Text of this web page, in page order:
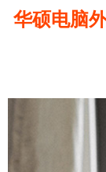
华硕电脑